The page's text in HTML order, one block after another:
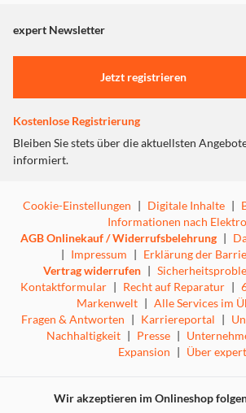
"Marketing".
Einstellungen anpassen
expert Newsletter
Jetzt registrieren
Kostenlose Registrierung
Bleiben Sie stets über die aktuellsten
informiert.
Cookie-Einstellungen | Digitale Inhalte |
Informationen nach
AGB Onlinekauf / Widerrufsbelehrung |
| Impressum | Erklärung der
Vertrag widerrufen |
Kontaktformular | Recht auf Reparatur |
Markenwelt | Alle Services im
Fragen & Antworten | Karriereportal |
Nachhaltigkeit | Presse |
Expansion | Über expert
Wir akzeptieren im Onlineshop